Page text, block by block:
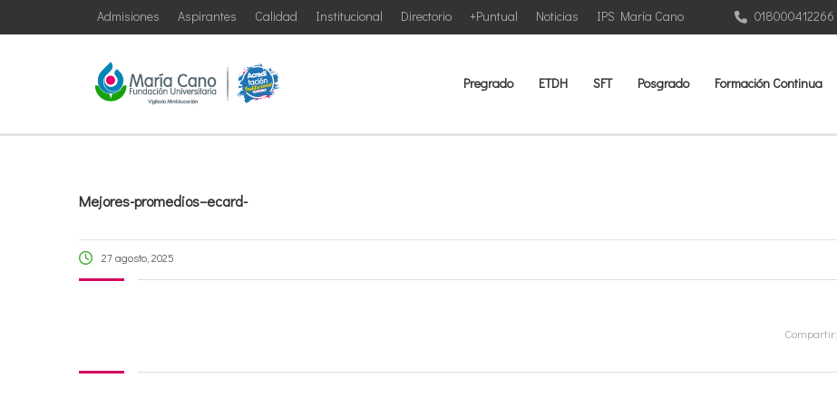
IPS María Cano
Noticias
+Puntual
Directorio
Institucional
Calidad
Aspirantes
Admisiones 018000412266
Pregrado ETDH SFT Posgrado Formación Continua
Mejores-promedios–ecard-
27 agosto, 2025
Compartir: